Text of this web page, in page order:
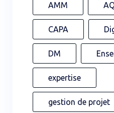
AMM
CAPA
DM
expertise
gestion de projet